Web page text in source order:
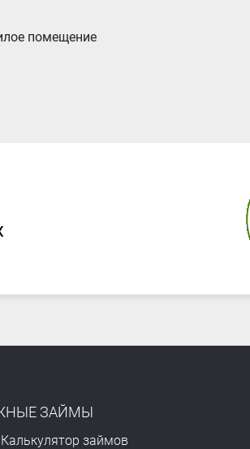
помещение
ЗАЙМЫ
Калькулятор займов